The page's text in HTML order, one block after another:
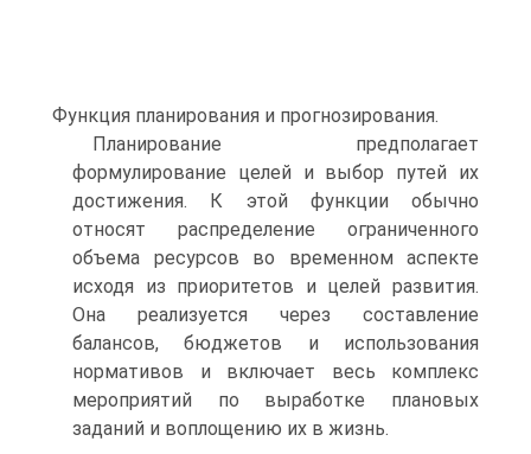
Функция планирования и прогнозирования.
Планирование предполагает
формулирование целей и выбор путей их
достижения. К этой функции обычно
относят распределение ограниченного
объема ресурсов во временном аспекте
исходя из приоритетов и целей развития.
Она реализу­ется через составление
балансов, бюджетов и использования
нормативов и включает весь комплекс
мероприятий по выра­ботке плановых
заданий и воплощению их в жизнь.